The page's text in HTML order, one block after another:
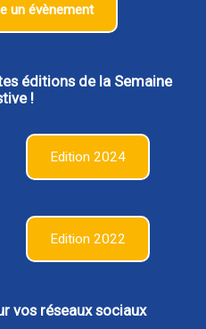
un évènement
éditions de la Semaine
!
Edition 2024
Edition 2022
vos réseaux sociaux